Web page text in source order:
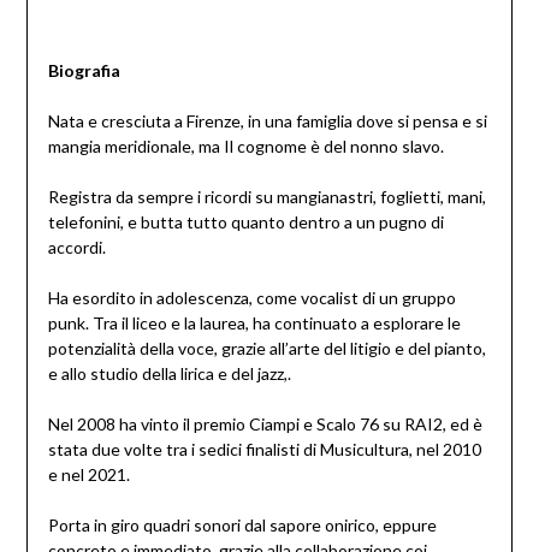
Biografia
Nata e cresciuta a Firenze, in una famiglia dove si pensa e si
mangia meridionale, ma Il cognome è del nonno slavo.
Registra da sempre i ricordi su mangianastri, foglietti, mani,
telefonini, e butta tutto quanto dentro a un pugno di
accordi.
Ha esordito in adolescenza, come vocalist di un gruppo
punk. Tra il liceo e la laurea, ha continuato a esplorare le
potenzialità della voce, grazie all’arte del litigio e del pianto,
e allo studio della lirica e del jazz,.
Nel 2008 ha vinto il premio Ciampi e Scalo 76 su RAI2, ed è
stata due volte tra i sedici finalisti di Musicultura, nel 2010
e nel 2021.
Porta in giro quadri sonori dal sapore onirico, eppure